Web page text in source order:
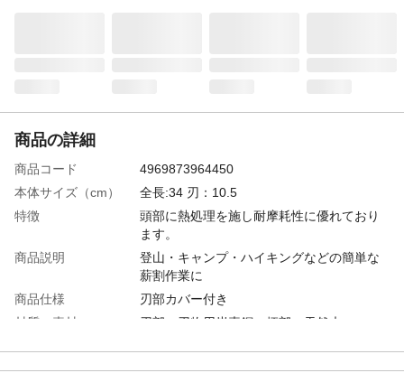
商品の詳細
商品コード
4969873964450
本体サイズ（cm）
全長:34 刃：10.5
特徴
頭部に熱処理を施し耐摩耗性に優れており
ます。
商品説明
登山・キャンプ・ハイキングなどの簡単な
薪割作業に
商品仕様
刃部カバー付き
材質・素材
刃部：刃物用炭素鋼、柄部：天然木